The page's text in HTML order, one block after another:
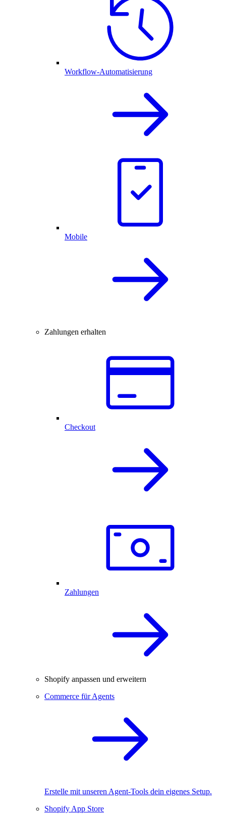
Workflow-Automatisierung
Mobile
Zahlungen erhalten
Checkout
Zahlungen
Shopify anpassen und erweitern
Commerce für Agents
Erstelle mit unseren Agent-Tools dein eigenes Setup.
Shopify App Store